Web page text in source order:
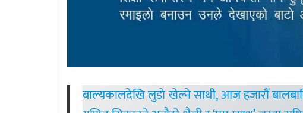
बाल्यकालदेखि लुडो खेल्ने साथी, आज हजारौं